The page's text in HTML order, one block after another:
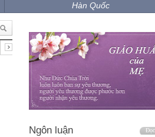
Hàn Quốc
Ngôn luận